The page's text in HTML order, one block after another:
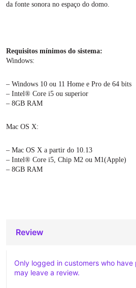
da fonte sonora no espaço do domo.
Requisitos mínimos do sistema:
Windows:
– Windows 10 ou 11 Home e Pro de 64 bits
– Intel® Core i5 ou superior
– 8GB RAM
Mac OS X:
– Mac OS X a partir do 10.13
– Intel® Core i5, Chip M2 ou M1(Apple)
– 8GB RAM
Review
Only logged in customers who
may leave a review.